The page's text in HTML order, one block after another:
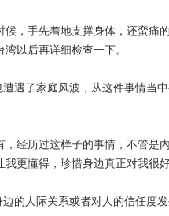
手先着地支撑身体，还蛮痛的
以后再详细检查一下。
遭遇了家庭风波，从这件事情当
历过这样子的事情，不管是
我更懂得，珍惜身边真正对我很好
的人际关系或者对人的信任度